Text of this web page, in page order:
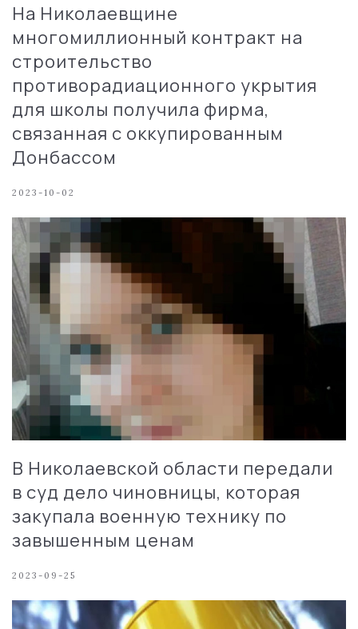
На Николаевщине
многомиллионный контракт на
строительство
противорадиационного укрытия
для школы получила фирма,
связанная с оккупированным
Донбассом
2023-10-02
В Николаевской области передали
в суд дело чиновницы, которая
закупала военную технику по
завышенным ценам
2023-09-25